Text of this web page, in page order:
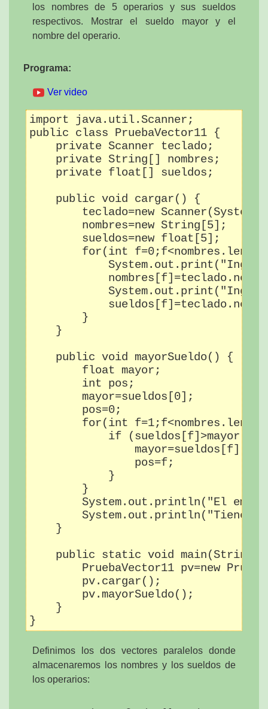
los nombres de 5 operarios y sus sueldos
respectivos. Mostrar el sueldo mayor y el
nombre del operario.
Programa:
Ver video
import java.util.Scanner;
public class PruebaVector11 {
    private Scanner teclado;
    private String[] nombres;
    private float[] sueldos;
    public void cargar() {
teclado=new
        nombres=new String[5];
        sueldos=new float[5];
for(int
        }
    }
    public void mayorSueldo() {
        float mayor;
        int pos;
        mayor=sueldos[0];
        pos=0;
for(int
            if (sueldos[f]>mayor) {
                mayor=sueldos[f];
                pos=f;
            }
        }
System.out.println("El
System.out.println("Tiene
    }
public static void
PruebaVector11 pv=new
        pv.cargar();
        pv.mayorSueldo();
    }
Definimos los dos vectores paralelos donde
almacenaremos los nombres y los sueldos de
los operarios: